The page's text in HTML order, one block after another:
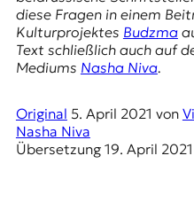
D
E
R
W
diese Fragen in einem
Kulturprojektes Budzma
Text schließlich auch auf
Mediums Nasha Niva.
Original 5. April 2021 von
Nasha Niva
Übersetzung 19. April 2021